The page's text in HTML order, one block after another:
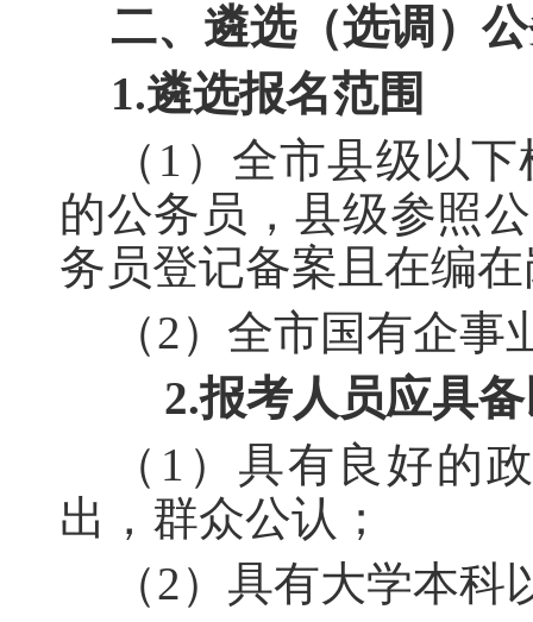
二、遴选（选调）
1.遴选报名范围
（1）全市县级以
的公务员，县级参照
务员登记备案且在编
（2）全市国有企
2.报考人员应具
（1）具有良好的
出，群众公认；
（2）具有大学本